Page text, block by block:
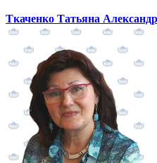
Ткаченко Татьяна